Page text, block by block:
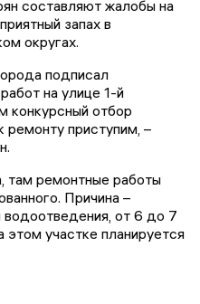
составляют жалобы на
запах в
округах.
подписал
на улице 1-й
конкурсный отбор
ремонту приступим, –
там ремонтные работы
Причина –
водоотведения, от 6 до 7
участке планируется